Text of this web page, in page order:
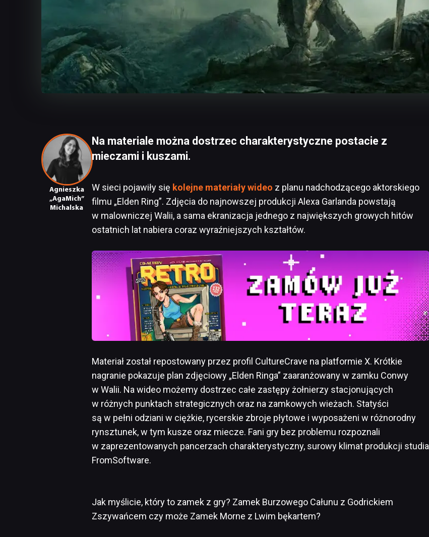
Agnieszka
„AgaMich”
Michalska
Na materiale można dostrzec charakterystyczne postacie z
mieczami i kuszami.
W sieci pojawiły się kolejne materiały wideo z planu nadchodzącego aktorskiego
filmu „Elden Ring”. Zdjęcia do najnowszej produkcji Alexa Garlanda powstają
w malowniczej Walii, a sama ekranizacja jednego z największych growych hitów
ostatnich lat nabiera coraz wyraźniejszych kształtów.
Materiał został repostowany przez profil CultureCrave na platformie X. Krótkie
nagranie pokazuje plan zdjęciowy „Elden Ringa” zaaranżowany w zamku Conwy
w Walii. Na wideo możemy dostrzec całe zastępy żołnierzy stacjonujących
w różnych punktach strategicznych oraz na zamkowych wieżach. Statyści
są w pełni odziani w ciężkie, rycerskie zbroje płytowe i wyposażeni w różnorodny
rynsztunek, w tym kusze oraz miecze. Fani gry bez problemu rozpoznali
w zaprezentowanych pancerzach charakterystyczny, surowy klimat produkcji studia
FromSoftware.
Jak myślicie, który to zamek z gry? Zamek Burzowego Całunu z Godrickiem
Zszywańcem czy może Zamek Morne z Lwim bękartem?